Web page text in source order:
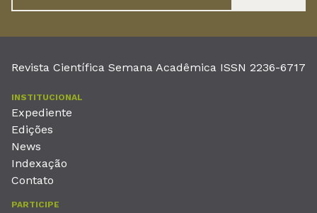
Revista Científica Semana Acadêmica ISSN 2236-6717
INSTITUCIONAL
Expediente
Edições
News
Indexação
Contato
PARTICIPE